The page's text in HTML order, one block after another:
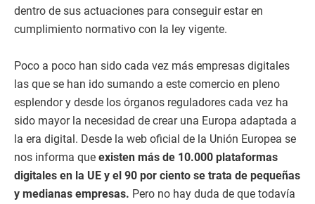
dentro de sus actuaciones para conseguir estar en
cumplimiento normativo con la ley vigente.
Poco a poco han sido cada vez más empresas digitales
las que se han ido sumando a este comercio en pleno
esplendor y desde los órganos reguladores cada vez ha
sido mayor la necesidad de crear una Europa adaptada a
la era digital. Desde la web oficial de la Unión Europea se
nos informa que existen más de 10.000 plataformas
digitales en la UE y el 90 por ciento se trata de pequeñas
y medianas empresas. Pero no hay duda de que todavía